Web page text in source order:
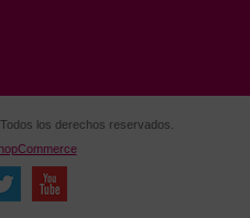
los derechos reservados.
nopCommerce